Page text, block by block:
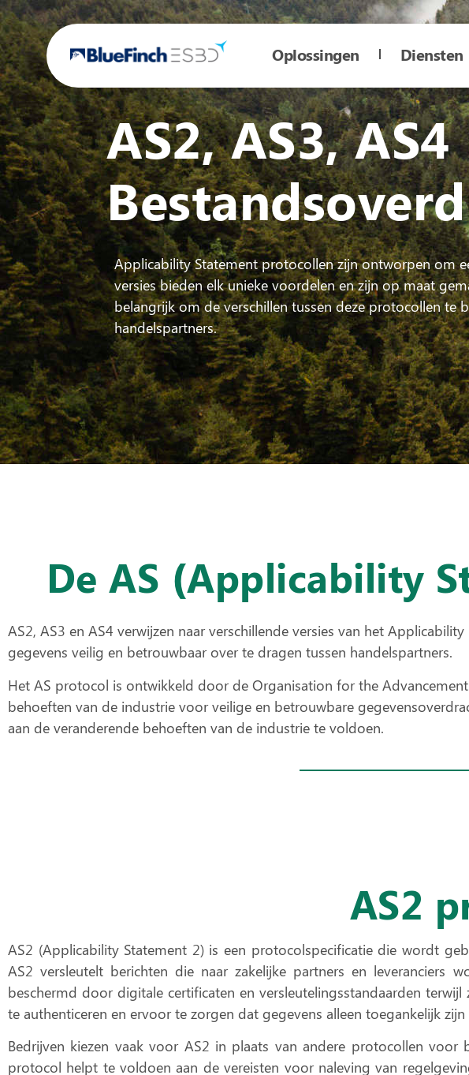
Oplossingen Diensten
AS2, AS3, AS4
Applicability Statement protocollen zijn ontworpen om
versies bieden elk unieke voordelen en zijn op maat
belangrijk om de verschillen tussen deze protocollen
handelspartners.
De AS (Applicability
AS2, AS3 en AS4 verwijzen naar verschillende versies van het
gegevens veilig en betrouwbaar over te dragen tussen handelspartners.
Het AS protocol is ontwikkeld door de Organisation for the
behoeften van de industrie voor veilige en betrouwbare
aan de veranderende behoeften van de industrie te voldoen.
AS2
AS2 (Applicability Statement 2) is een protocolspecificatie die wordt
AS2 versleutelt berichten die naar zakelijke partners en leveranciers
beschermd door digitale certificaten en versleutelingsstandaarden terwijl
te authenticeren en ervoor te zorgen dat gegevens alleen toegankelijk
Bedrijven kiezen vaak voor AS2 in plaats van andere protocollen voor
protocol helpt te voldoen aan de vereisten voor naleving van